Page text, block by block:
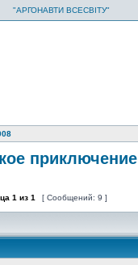
"АРГОНАВТИ ВСЕСВІТУ"
1 из 1 [ Сообщений: 9 ]